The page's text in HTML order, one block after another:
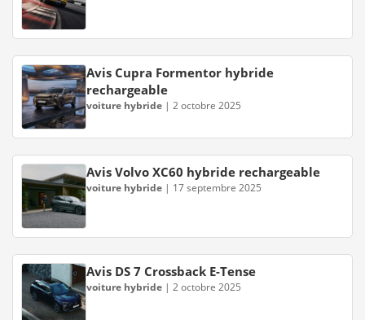
Avis Cupra Formentor hybride
rechargeable
voiture hybride | 2 octobre 2025
Avis Volvo XC60 hybride rechargeable
voiture hybride | 17 septembre 2025
Avis DS 7 Crossback E-Tense
voiture hybride | 2 octobre 2025